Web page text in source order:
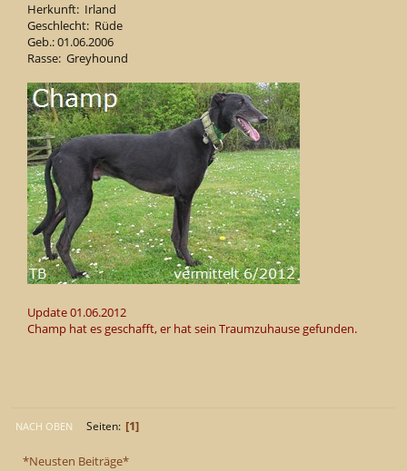
*Neusten Beiträge*
Herkunft: Irland
Geschlecht: Rüde
Geb.: 01.06.2006
Rasse: Greyhound
Update 01.06.2012
Champ hat es geschafft, er hat sein Traumzuhause gefunden.
NACH OBEN Seiten 1